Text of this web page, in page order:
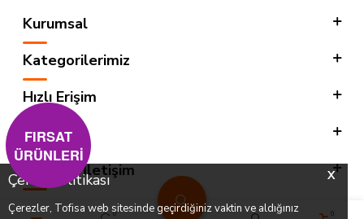
X
Çerez Politikası
Çerezler, Tofisa web sitesinde geçirdiğiniz vaktin ve aldığınız
0 0
Kurumsal
Kategorilerimiz
Hızlı Erişim
Sosyal
Adres & İletişim
FIRSAT
ÜRÜNLERİ